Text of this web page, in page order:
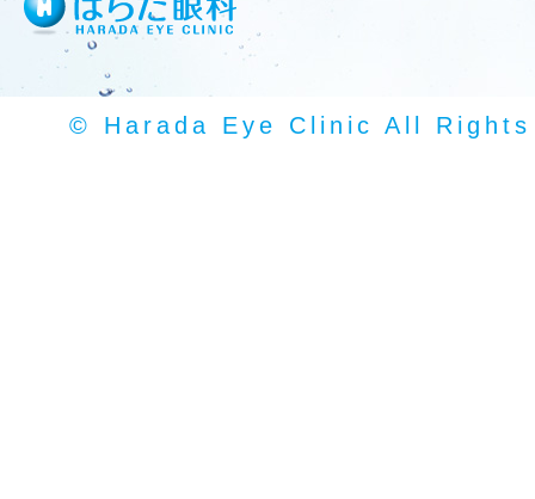
© Harada Eye Clinic All